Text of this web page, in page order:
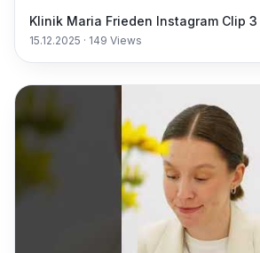
Klinik Maria Frieden Instagram Clip 3
15.12.2025 · 149 Views